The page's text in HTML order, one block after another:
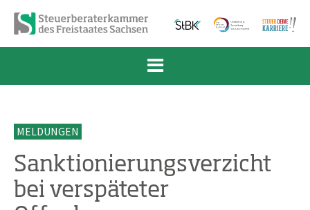
Zum Inhalt springen
Zur Navigation springen
Zum Fußbereich und Kontakt springen
MELDUNGEN
Sanktionierungsverzicht
bei verspäteter